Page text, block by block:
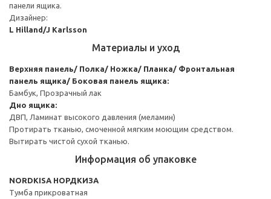
панели ящика.
Дизайнер:
L Hilland/J Karlsson
Материалы и уход
Верхняя панель/ Полка/ Ножка/ Планка/ Фронтальная
панель ящика/ Боковая панель ящика:
Бамбук, Прозрачный лак
Дно ящика:
ДВП, Ламинат высокого давления (меламин)
Протирать тканью, смоченной мягким моющим средством.
Вытирать чистой сухой тканью.
Информация об упаковке
NORDKISA НОРДКИЗА
Тумба прикроватная